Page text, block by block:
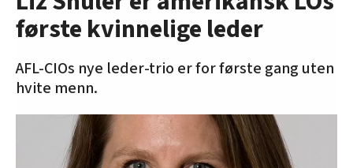
første kvinnelige leder
AFL-CIOs nye leder-trio er for første gang uten
hvite menn.